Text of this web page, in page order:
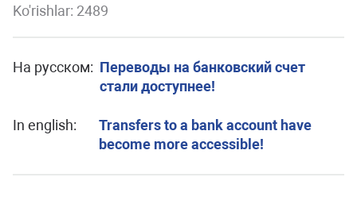
Ko'rishlar: 2489
На русском: Переводы на банковский счет
стали доступнее!
In english:
Transfers to a bank account have
become more accessible!